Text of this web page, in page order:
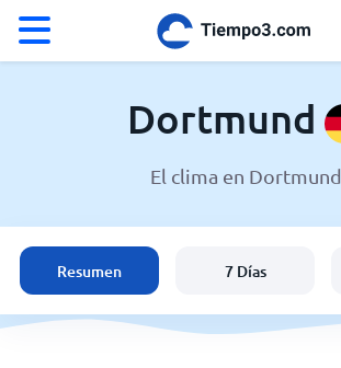
El clima en Dortmund
Alemania
España
Dortmund
El clima en Dortmund
Resumen 7 Días